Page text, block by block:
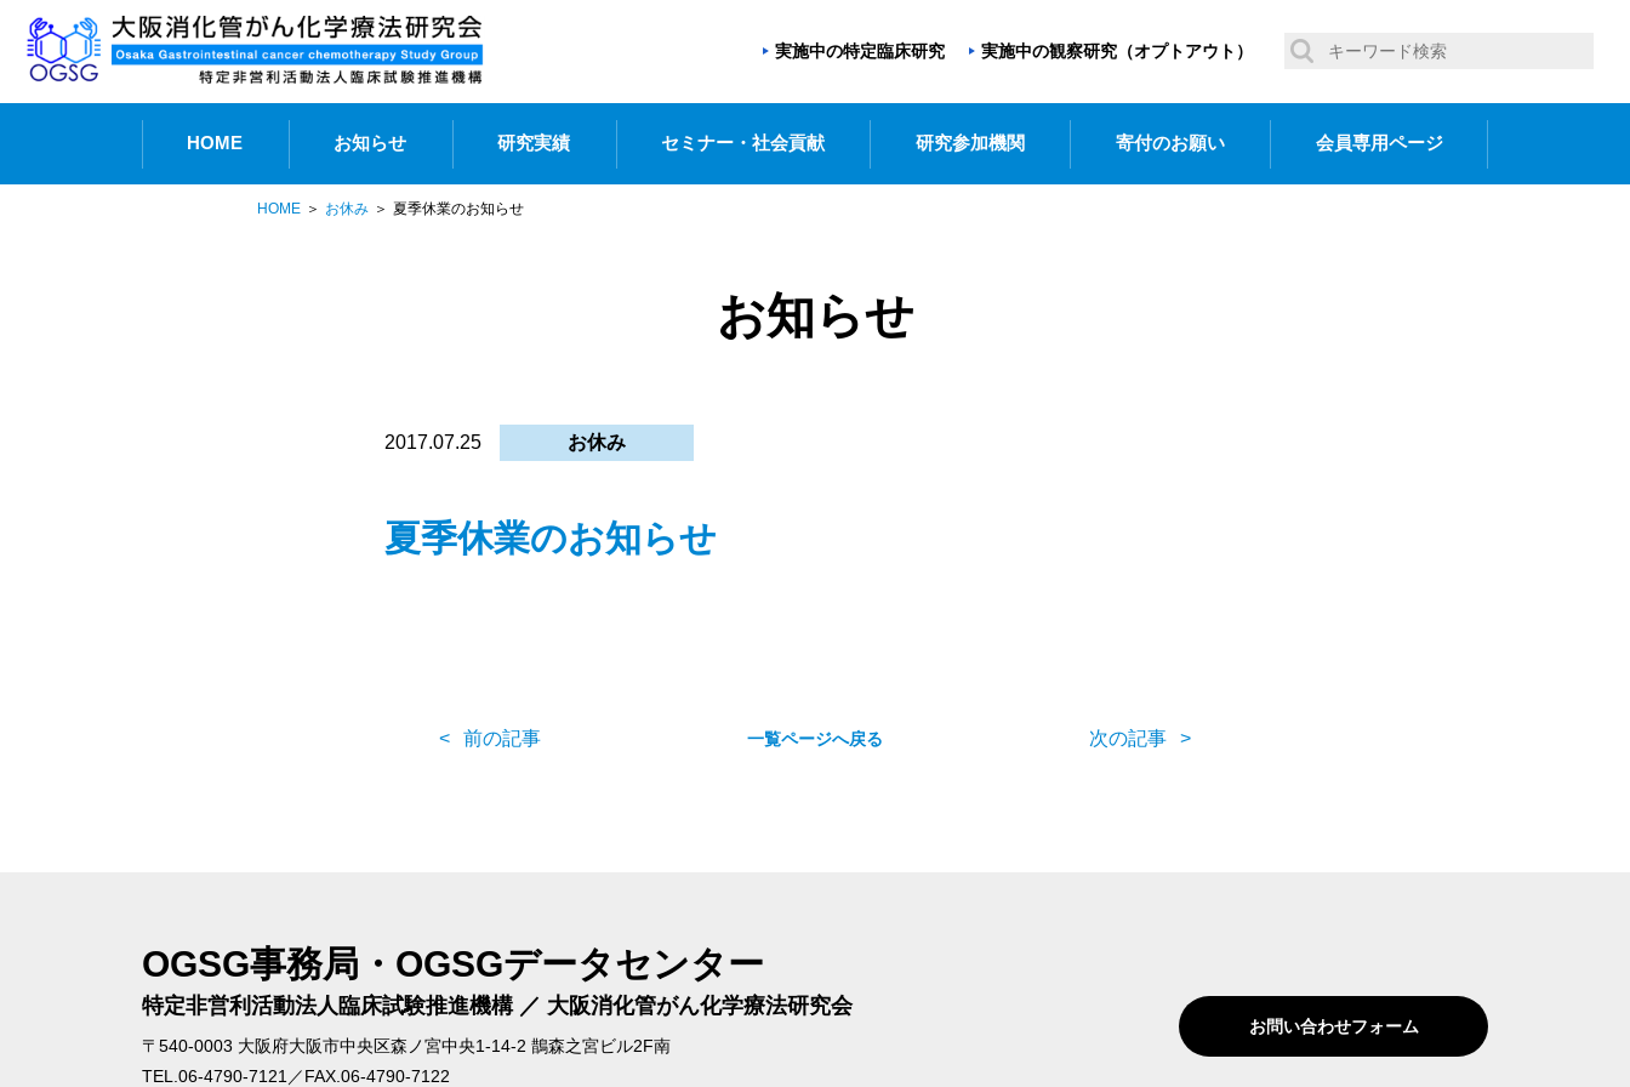
実施中の特定臨床研究 実施中の観察研究（オプトアウト）
HOME お知らせ 研究実績 セミナー・社会貢献 研究参加機関 寄付のお願い 会員専用ページ
HOME お休み 夏季休業のお知らせ
お知らせ
2017.07.25 お休み
夏季休業のお知らせ
前の記事 次の記事
一覧ページへ戻る
OGSG事務局・OGSGデータセンター
特定非営利活動法人臨床試験推進機構 ／ 大阪消化管がん化学療法研究会
〒540-0003 大阪府大阪市中央区森ノ宮中央1-14-2 鵲森之宮ビル2F南
TEL.06-4790-7121／FAX.06-4790-7122
お問い合わせフォーム